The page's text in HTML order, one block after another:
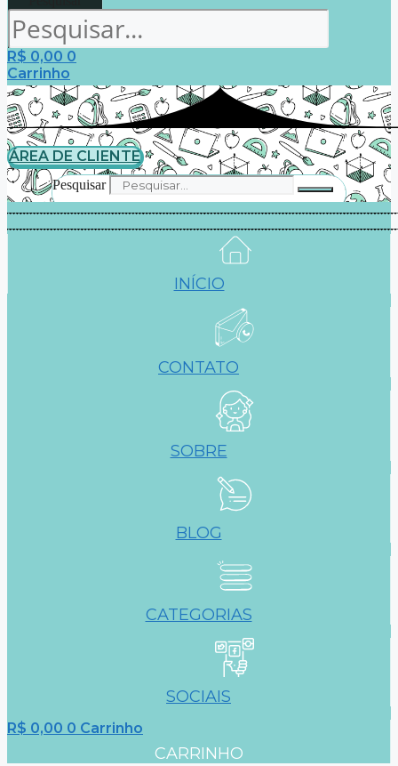
R$ 0,00 0
Carrinho
ÁREA DE CLIENTE
Pesquisar
INÍCIO
CONTATO
SOBRE
BLOG
CATEGORIAS
SOCIAIS
R$ 0,00 0 Carrinho
CARRINHO